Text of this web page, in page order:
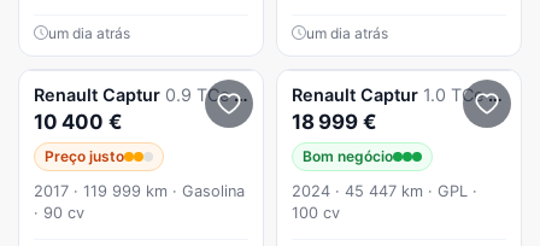
um dia atrás um dia atrás
Renault Captur 0.9 TCe Exclusive XMOD
10 400 €
Preço justo
2017 · 119 999 km · Gasolina
· 90 cv
Renault Captur 1.0 TCe Techno Bi-Fuel
18 999 €
Bom negócio
2024 · 45 447 km · GPL ·
100 cv